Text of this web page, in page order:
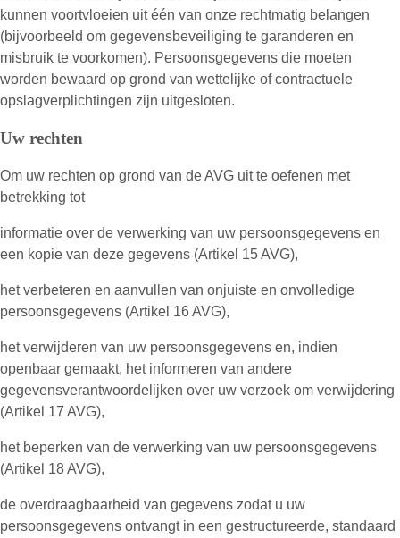
kunnen voortvloeien uit één van onze rechtmatig belangen
(bijvoorbeeld om gegevensbeveiliging te garanderen en
misbruik te voorkomen). Persoonsgegevens die moeten
worden bewaard op grond van wettelijke of contractuele
opslagverplichtingen zijn uitgesloten.
Uw rechten
Om uw rechten op grond van de AVG uit te oefenen met
betrekking tot
informatie over de verwerking van uw persoonsgegevens en
een kopie van deze gegevens (Artikel 15 AVG),
het verbeteren en aanvullen van onjuiste en onvolledige
persoonsgegevens (Artikel 16 AVG),
het verwijderen van uw persoonsgegevens en, indien
openbaar gemaakt, het informeren van andere
gegevensverantwoordelijken over uw verzoek om verwijdering
(Artikel 17 AVG),
het beperken van de verwerking van uw persoonsgegevens
(Artikel 18 AVG),
de overdraagbaarheid van gegevens zodat u uw
persoonsgegevens ontvangt in een gestructureerde, standaard